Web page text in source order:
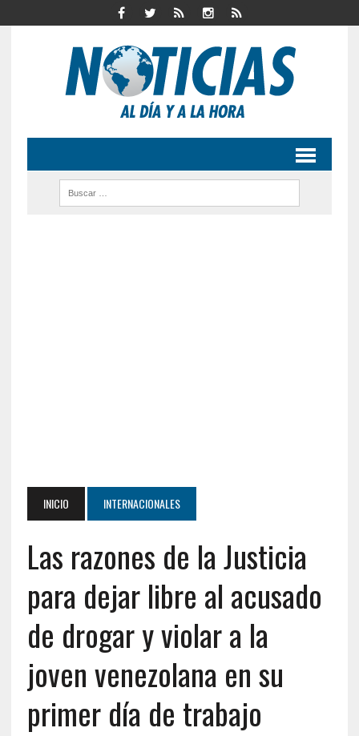
INICIO INTERNACIONALES
Las razones de la Justicia
para dejar libre al acusado
de drogar y violar a la
joven venezolana en su
primer día de trabajo